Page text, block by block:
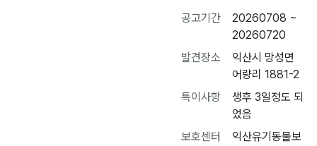
공고기간
20260708 ~
20260720
발견장소
익산시 망성면
어량리 1881-2
특이사항
생후 3일정도 되
었음
보호센터
익산유기동물보